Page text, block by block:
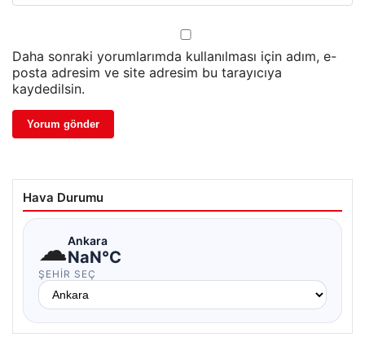
Daha sonraki yorumlarımda kullanılması için adım, e-
posta adresim ve site adresim bu tarayıcıya
kaydedilsin.
Hava Durumu
☁Ankara
NaN°C
ŞEHIR SEÇ